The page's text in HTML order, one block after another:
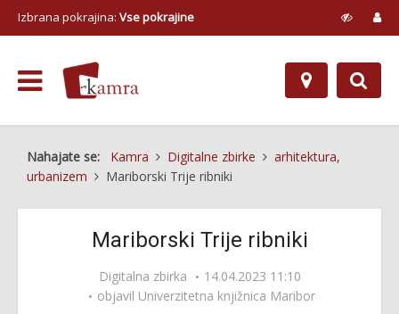
Izbrana pokrajina: Vse pokrajine
Nahajate se: Kamra Digitalne zbirke
arhitektura,
urbanizem
Mariborski Trije ribniki
Mariborski Trije ribniki
Digitalna zbirka
14.04.2023 11:10
objavil Univerzitetna knjižnica Maribor